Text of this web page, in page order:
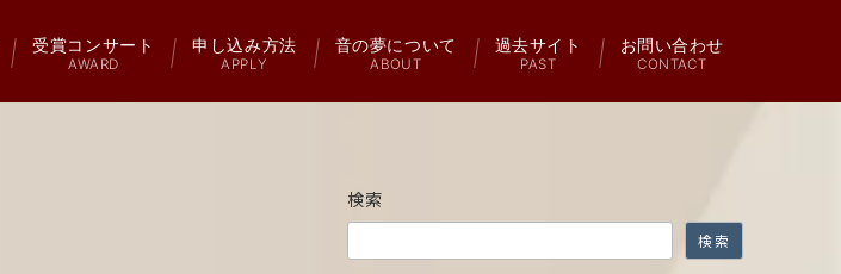
受賞コンサート
AWARD
申し込み方法
APPLY
音の夢について
ABOUT
過去サイト
PAST
お問い合わせ
CONTACT
検索
検索